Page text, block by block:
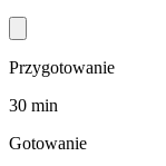
Przygotowanie
30 min
Gotowanie